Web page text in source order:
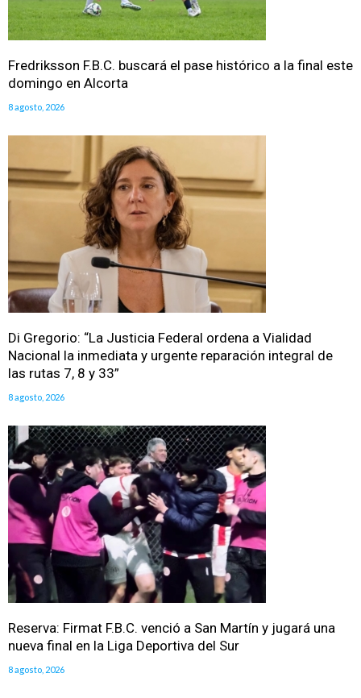
Fredriksson F.B.C. buscará el pase histórico a la final este
domingo en Alcorta
8 agosto, 2026
Di Gregorio: “La Justicia Federal ordena a Vialidad
Nacional la inmediata y urgente reparación integral de
las rutas 7, 8 y 33”
8 agosto, 2026
Reserva: Firmat F.B.C. venció a San Martín y jugará una
nueva final en la Liga Deportiva del Sur
8 agosto, 2026